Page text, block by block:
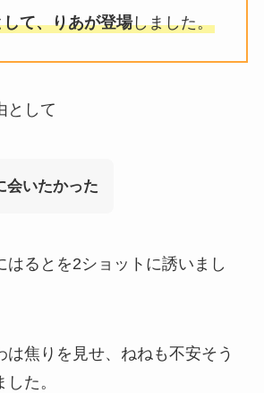
て、りあが登場しました。
として
会いたかった
はるとを2ショットに誘いまし
は焦りを見せ、ねねも不安そう
た。